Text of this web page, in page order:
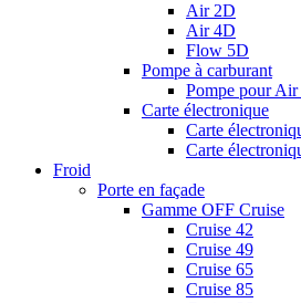
Air 2D
Air 4D
Flow 5D
Pompe à carburant
Pompe pour
Carte électronique
Carte
Carte
Froid
Porte en façade
Gamme OFF Cruise
Cruise 42
Cruise 49
Cruise 65
Cruise 85